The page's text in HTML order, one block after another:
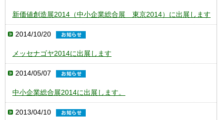
新価値創造展2014（中小企業総合展 東京2014）に出展します
2014/10/20
メッセナゴヤ2014に出展します
2014/05/07
中小企業総合展2014に出展します。
2013/04/10